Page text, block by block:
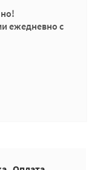
ежедневно с